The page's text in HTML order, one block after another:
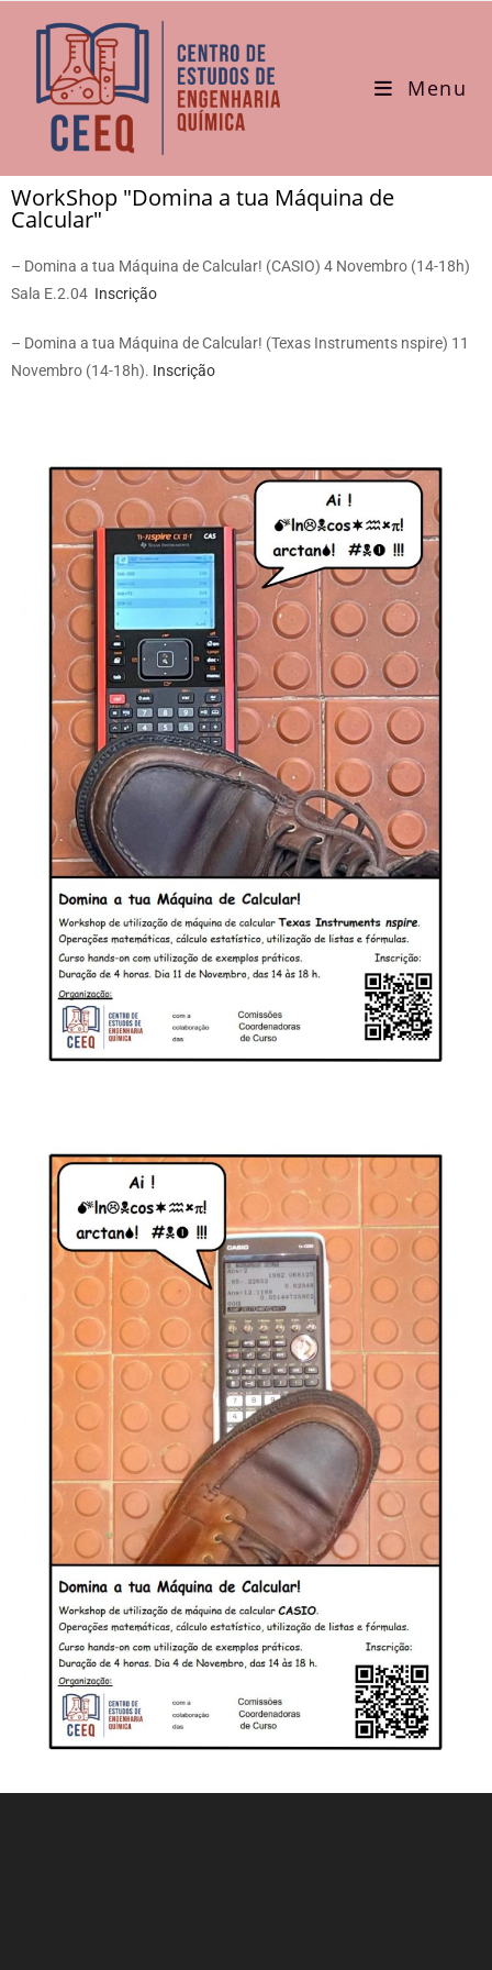
Menu
WorkShop "Domina a tua Máquina de
Calcular"
– Domina a tua Máquina de Calcular! (CASIO) 4 Novembro (14-18h)
Sala E.2.04 Inscrição
– Domina a tua Máquina de Calcular! (Texas Instruments nspire) 11
Novembro (14-18h). Inscrição